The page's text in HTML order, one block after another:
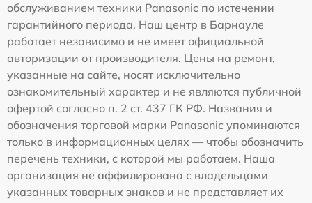
обслуживанием техники Panasonic по истечении
гарантийного периода. Наш центр в Барнауле
работает независимо и не имеет официальной
авторизации от производителя. Цены на ремонт,
указанные на сайте, носят исключительно
ознакомительный характер и не являются публичной
офертой согласно п. 2 ст. 437 ГК РФ. Названия и
обозначения торговой марки Panasonic упоминаются
только в информационных целях — чтобы обозначить
перечень техники, с которой мы работаем. Наша
организация не аффилирована с владельцами
указанных товарных знаков и не представляет их